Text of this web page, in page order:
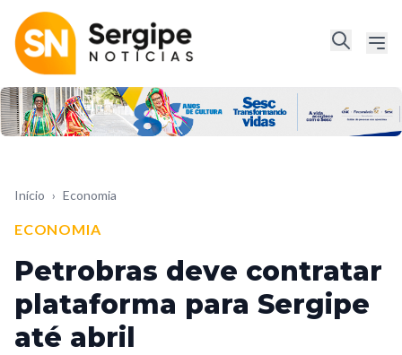
Início › Economia
ECONOMIA
Petrobras deve contratar
plataforma para Sergipe
até abril